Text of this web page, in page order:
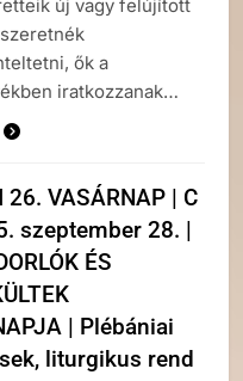
új vagy felújított
ők a
iratkozzanak…
26. VASÁRNAP | C
szeptember 28. |
ÉS
| Plébániai
liturgikus rend